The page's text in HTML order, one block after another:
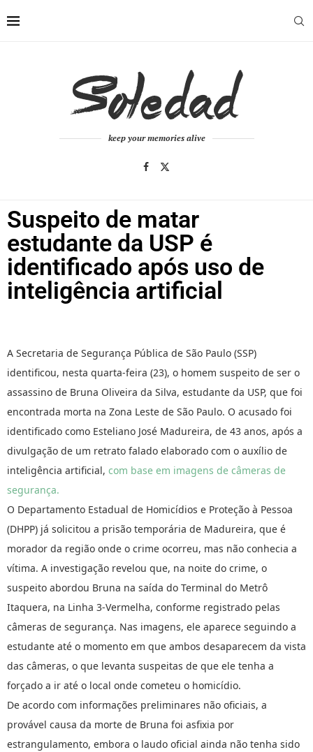
keep your memories alive
Suspeito de matar
estudante da USP é
identificado após uso de
inteligência artificial
A Secretaria de Segurança Pública de São Paulo (SSP)
identificou, nesta quarta-feira (23), o homem suspeito de ser o
assassino de Bruna Oliveira da Silva, estudante da USP, que foi
encontrada morta na Zona Leste de São Paulo. O acusado foi
identificado como Esteliano José Madureira, de 43 anos, após a
divulgação de um retrato falado elaborado com o auxílio de
inteligência artificial, com base em imagens de câmeras de
segurança.
O Departamento Estadual de Homicídios e Proteção à Pessoa
(DHPP) já solicitou a prisão temporária de Madureira, que é
morador da região onde o crime ocorreu, mas não conhecia a
vítima. A investigação revelou que, na noite do crime, o
suspeito abordou Bruna na saída do Terminal do Metrô
Itaquera, na Linha 3-Vermelha, conforme registrado pelas
câmeras de segurança. Nas imagens, ele aparece seguindo a
estudante até o momento em que ambos desaparecem da vista
das câmeras, o que levanta suspeitas de que ele tenha a
forçado a ir até o local onde cometeu o homicídio.
De acordo com informações preliminares não oficiais, a
provável causa da morte de Bruna foi asfixia por
estrangulamento, embora o laudo oficial ainda não tenha sido